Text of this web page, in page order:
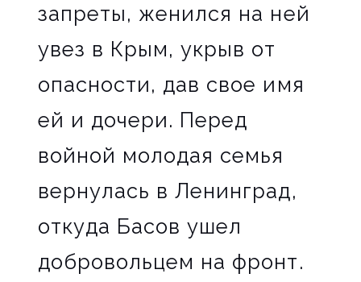
запреты, женился на ней
увез в Крым, укрыв от
опасности, дав свое имя
ей и дочери. Перед
войной молодая семья
вернулась в Ленинград,
откуда Басов ушел
добровольцем на фронт.